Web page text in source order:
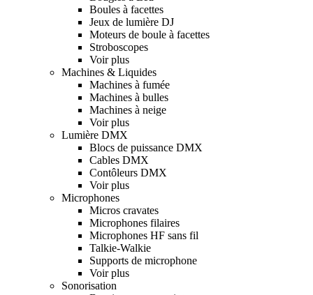
Boules à facettes
Jeux de lumière DJ
Moteurs de boule à facettes
Stroboscopes
Voir plus
Machines & Liquides
Machines à fumée
Machines à bulles
Machines à neige
Voir plus
Lumière DMX
Blocs de puissance DMX
Cables DMX
Contôleurs DMX
Voir plus
Microphones
Micros cravates
Microphones filaires
Microphones HF sans fil
Talkie-Walkie
Supports de microphone
Voir plus
Sonorisation